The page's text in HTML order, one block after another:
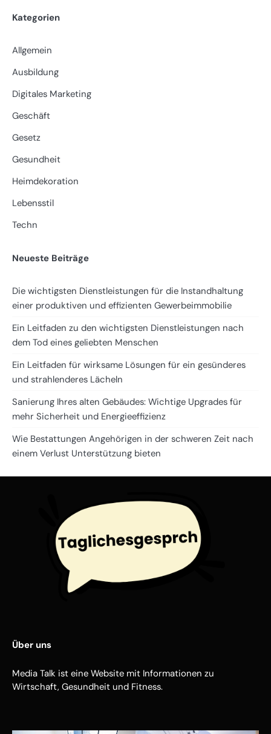
Kategorien
Allgemein
Ausbildung
Digitales Marketing
Geschäft
Gesetz
Gesundheit
Heimdekoration
Lebensstil
Techn
Neueste Beiträge
Die wichtigsten Dienstleistungen für die Instandhaltung
einer produktiven und effizienten Gewerbeimmobilie
Ein Leitfaden zu den wichtigsten Dienstleistungen nach
dem Tod eines geliebten Menschen
Ein Leitfaden für wirksame Lösungen für ein gesünderes
und strahlenderes Lächeln
Sanierung Ihres alten Gebäudes: Wichtige Upgrades für
mehr Sicherheit und Energieeffizienz
Wie Bestattungen Angehörigen in der schweren Zeit nach
einem Verlust Unterstützung bieten
Über uns
Media Talk ist eine Website mit Informationen zu
Wirtschaft, Gesundheit und Fitness.